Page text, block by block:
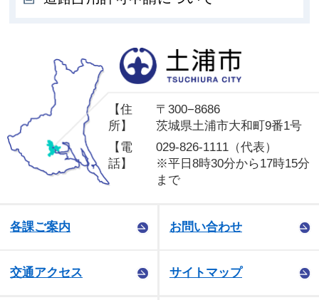
【住
所】
〒300−8686
茨城県土浦市大和町9番1号
【電
話】
029-826-1111（代表）
※平日8時30分から17時15分
まで
各課ご案内 お問い合わせ
交通アクセス サイトマップ